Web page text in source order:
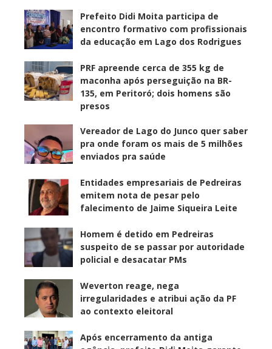
Prefeito Didi Moita participa de
encontro formativo com profissionais
da educação em Lago dos Rodrigues
PRF apreende cerca de 355 kg de
maconha após perseguição na BR-
135, em Peritoró; dois homens são
presos
Vereador de Lago do Junco quer saber
pra onde foram os mais de 5 milhões
enviados pra saúde
Entidades empresariais de Pedreiras
emitem nota de pesar pelo
falecimento de Jaime Siqueira Leite
Homem é detido em Pedreiras
suspeito de se passar por autoridade
policial e desacatar PMs
Weverton reage, nega
irregularidades e atribui ação da PF
ao contexto eleitoral
Após encerramento da antiga